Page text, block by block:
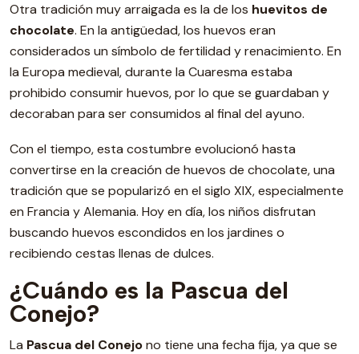
Otra tradición muy arraigada es la de los huevitos de
chocolate. En la antigüedad, los huevos eran
considerados un símbolo de fertilidad y renacimiento. En
la Europa medieval, durante la Cuaresma estaba
prohibido consumir huevos, por lo que se guardaban y
decoraban para ser consumidos al final del ayuno.
Con el tiempo, esta costumbre evolucionó hasta
convertirse en la creación de huevos de chocolate, una
tradición que se popularizó en el siglo XIX, especialmente
en Francia y Alemania. Hoy en día, los niños disfrutan
buscando huevos escondidos en los jardines o
recibiendo cestas llenas de dulces.
¿Cuándo es la Pascua del
Conejo?
La Pascua del Conejono tiene una fecha fija, ya que se